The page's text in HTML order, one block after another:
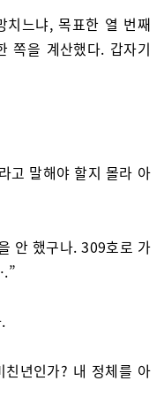
치느냐, 목표한 열 번째
쪽을 계산했다. 갑자기
고 말해야 할지 몰라 아
안 했구나. 309호로 가
친년인가? 내 정체를 아